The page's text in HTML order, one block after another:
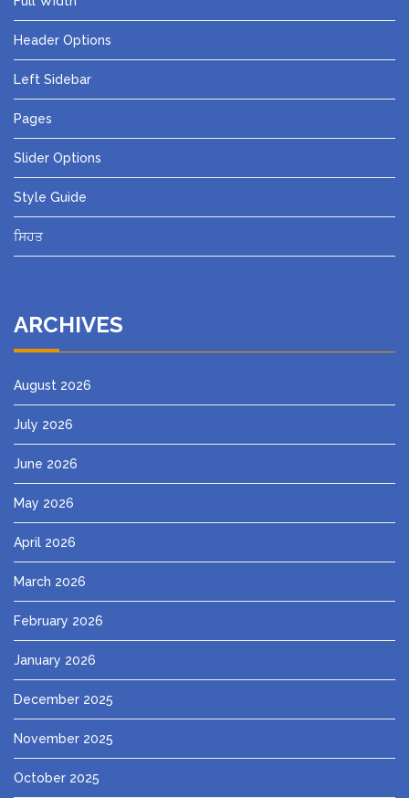
Header Options
Left Sidebar
Pages
Slider Options
Style Guide
ਸਿਹਤ
ARCHIVES
August 2026
July 2026
June 2026
May 2026
April 2026
March 2026
February 2026
January 2026
December 2025
November 2025
October 2025